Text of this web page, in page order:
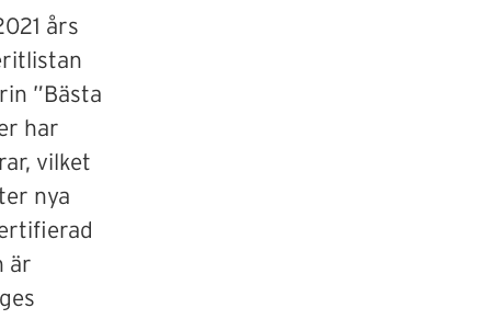
års
”Bästa
har
vilket
nya
är